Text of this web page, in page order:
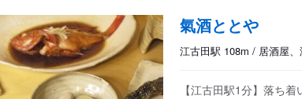
氣酒ととや
江古田駅 108m / 居酒屋
【江古田駅1分】落ち